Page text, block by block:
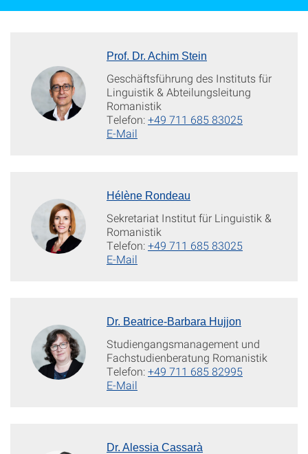
Prof. Dr. Achim Stein
Geschäftsführung des Instituts für
Linguistik & Abteilungsleitung
Romanistik
Telefon:+49 711 685 83025
E-Mail
Hélène Rondeau
Sekretariat Institut für Linguistik &
Romanistik
Telefon:+49 711 685 83025
E-Mail
Dr. Beatrice-Barbara Hujjon
Studiengangsmanagement und
Fachstudienberatung Romanistik
Telefon:+49 711 685 82995
E-Mail
Dr. Alessia Cassarà